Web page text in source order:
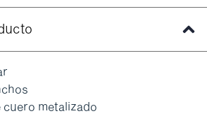
cuero metalizado